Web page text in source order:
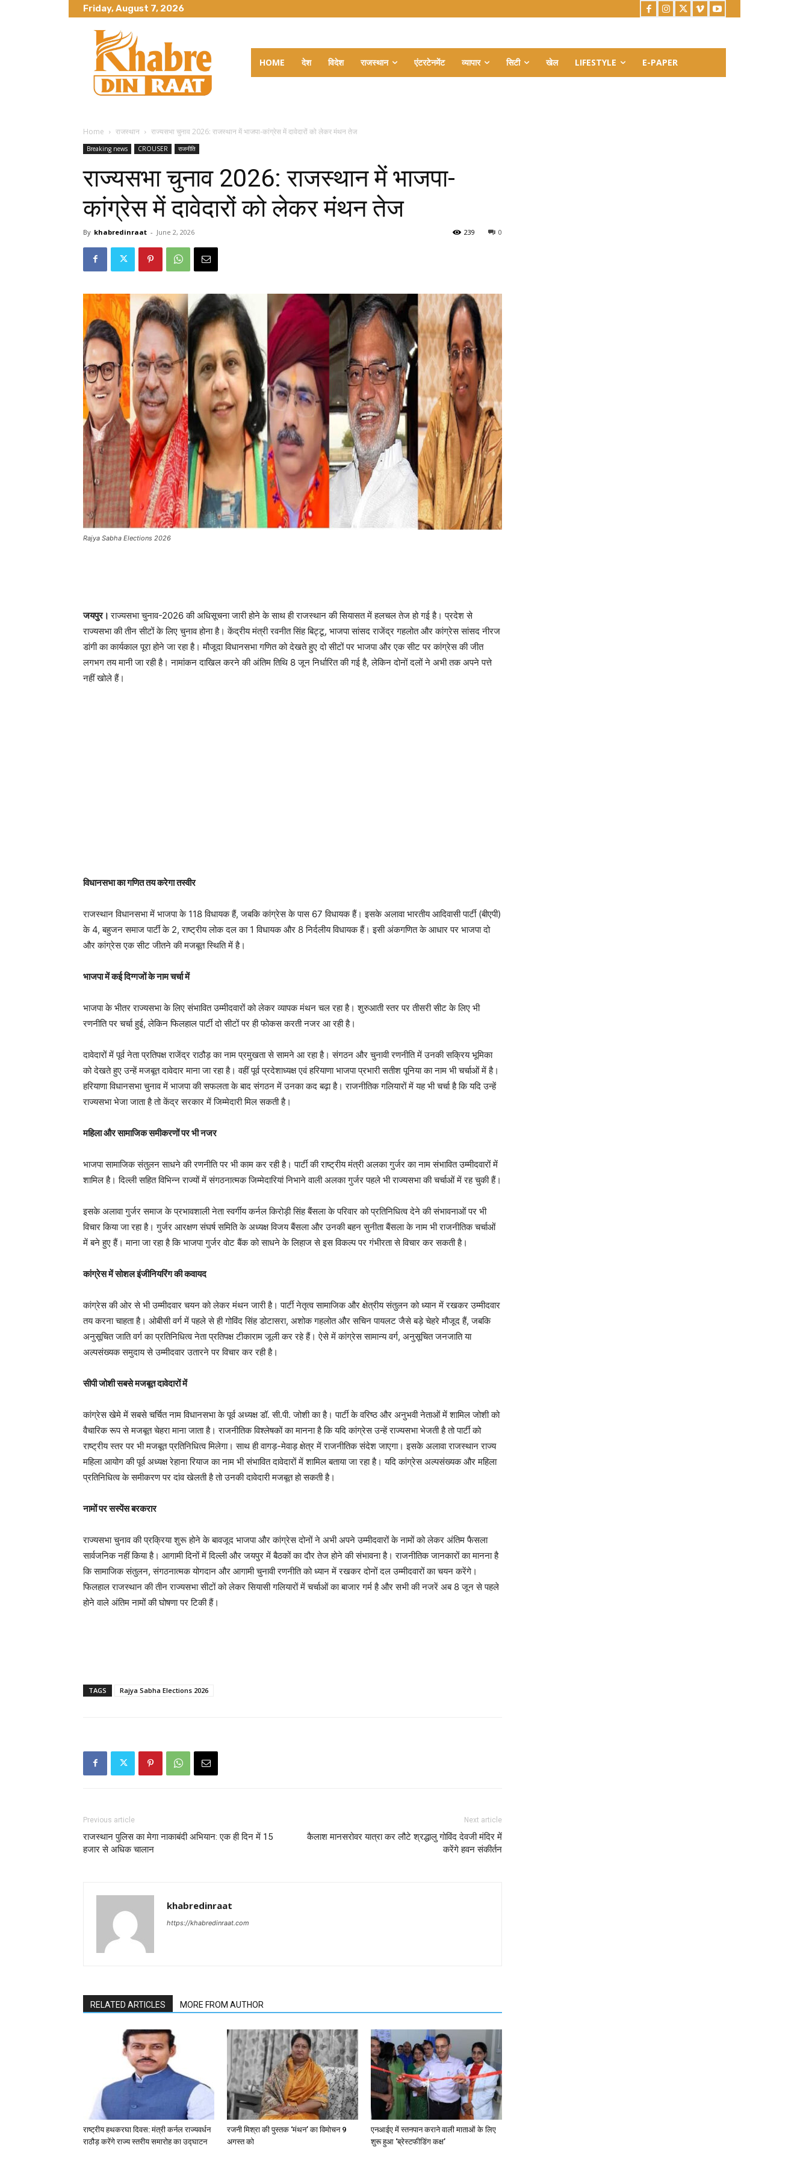
Friday, August 7, 2026
HOME देश विदेश राजस्थान एंटरटेनमेंट व्यापार सिटी खेल LIFESTYLE E-PAPER
Home राजस्थान राज्यसभा चुनाव 2026: राजस्थान में भाजपा-कांग्रेस में दावेदारों को लेकर मंथन तेज
Breaking news CROUSER राजनीति
राज्यसभा चुनाव 2026: राजस्थान में भाजपा-
कांग्रेस में दावेदारों को लेकर मंथन तेज
By khabredinraat - June 2, 2026 0
239
Rajya Sabha Elections 2026
जयपुर।राज्यसभा चुनाव-2026 की अधिसूचना जारी होने के साथ ही राजस्थान की सियासत में हलचल तेज हो गई है। प्रदेश से
राज्यसभा की तीन सीटों के लिए चुनाव होना है। केंद्रीय मंत्री रवनीत सिंह बिट्टू, भाजपा सांसद राजेंद्र गहलोत और कांग्रेस सांसद नीरज
डांगी का कार्यकाल पूरा होने जा रहा है। मौजूदा विधानसभा गणित को देखते हुए दो सीटों पर भाजपा और एक सीट पर कांग्रेस की जीत
लगभग तय मानी जा रही है। नामांकन दाखिल करने की अंतिम तिथि 8 जून निर्धारित की गई है, लेकिन दोनों दलों ने अभी तक अपने पत्ते
नहीं खोले हैं।
विधानसभा का गणित तय करेगा तस्वीर
राजस्थान विधानसभा में भाजपा के 118 विधायक हैं, जबकि कांग्रेस के पास 67 विधायक हैं। इसके अलावा भारतीय आदिवासी पार्टी (बीएपी)
के 4, बहुजन समाज पार्टी के 2, राष्ट्रीय लोक दल का 1 विधायक और 8 निर्दलीय विधायक हैं। इसी अंकगणित के आधार पर भाजपा दो
और कांग्रेस एक सीट जीतने की मजबूत स्थिति में है।
भाजपा में कई दिग्गजों के नाम चर्चा में
भाजपा के भीतर राज्यसभा के लिए संभावित उम्मीदवारों को लेकर व्यापक मंथन चल रहा है। शुरुआती स्तर पर तीसरी सीट के लिए भी
रणनीति पर चर्चा हुई, लेकिन फिलहाल पार्टी दो सीटों पर ही फोकस करती नजर आ रही है।
दावेदारों में पूर्व नेता प्रतिपक्ष राजेंद्र राठौड़ का नाम प्रमुखता से सामने आ रहा है। संगठन और चुनावी रणनीति में उनकी सक्रिय भूमिका
को देखते हुए उन्हें मजबूत दावेदार माना जा रहा है। वहीं पूर्व प्रदेशाध्यक्ष एवं हरियाणा भाजपा प्रभारी सतीश पूनिया का नाम भी चर्चाओं में है।
हरियाणा विधानसभा चुनाव में भाजपा की सफलता के बाद संगठन में उनका कद बढ़ा है। राजनीतिक गलियारों में यह भी चर्चा है कि यदि उन्हें
राज्यसभा भेजा जाता है तो केंद्र सरकार में जिम्मेदारी मिल सकती है।
महिला और सामाजिक समीकरणों पर भी नजर
भाजपा सामाजिक संतुलन साधने की रणनीति पर भी काम कर रही है। पार्टी की राष्ट्रीय मंत्री अलका गुर्जर का नाम संभावित उम्मीदवारों में
शामिल है। दिल्ली सहित विभिन्न राज्यों में संगठनात्मक जिम्मेदारियां निभाने वाली अलका गुर्जर पहले भी राज्यसभा की चर्चाओं में रह चुकी हैं।
इसके अलावा गुर्जर समाज के प्रभावशाली नेता स्वर्गीय कर्नल किरोड़ी सिंह बैंसला के परिवार को प्रतिनिधित्व देने की संभावनाओं पर भी
विचार किया जा रहा है। गुर्जर आरक्षण संघर्ष समिति के अध्यक्ष विजय बैंसला और उनकी बहन सुनीता बैंसला के नाम भी राजनीतिक चर्चाओं
में बने हुए हैं। माना जा रहा है कि भाजपा गुर्जर वोट बैंक को साधने के लिहाज से इस विकल्प पर गंभीरता से विचार कर सकती है।
कांग्रेस में सोशल इंजीनियरिंग की कवायद
कांग्रेस की ओर से भी उम्मीदवार चयन को लेकर मंथन जारी है। पार्टी नेतृत्व सामाजिक और क्षेत्रीय संतुलन को ध्यान में रखकर उम्मीदवार
तय करना चाहता है। ओबीसी वर्ग में पहले से ही गोविंद सिंह डोटासरा, अशोक गहलोत और सचिन पायलट जैसे बड़े चेहरे मौजूद हैं, जबकि
अनुसूचित जाति वर्ग का प्रतिनिधित्व नेता प्रतिपक्ष टीकाराम जूली कर रहे हैं। ऐसे में कांग्रेस सामान्य वर्ग, अनुसूचित जनजाति या
अल्पसंख्यक समुदाय से उम्मीदवार उतारने पर विचार कर रही है।
सीपी जोशी सबसे मजबूत दावेदारों में
कांग्रेस खेमे में सबसे चर्चित नाम विधानसभा के पूर्व अध्यक्ष डॉ. सी.पी. जोशी का है। पार्टी के वरिष्ठ और अनुभवी नेताओं में शामिल जोशी को
वैचारिक रूप से मजबूत चेहरा माना जाता है। राजनीतिक विश्लेषकों का मानना है कि यदि कांग्रेस उन्हें राज्यसभा भेजती है तो पार्टी को
राष्ट्रीय स्तर पर भी मजबूत प्रतिनिधित्व मिलेगा। साथ ही वागड़-मेवाड़ क्षेत्र में राजनीतिक संदेश जाएगा। इसके अलावा राजस्थान राज्य
महिला आयोग की पूर्व अध्यक्ष रेहाना रियाज का नाम भी संभावित दावेदारों में शामिल बताया जा रहा है। यदि कांग्रेस अल्पसंख्यक और महिला
प्रतिनिधित्व के समीकरण पर दांव खेलती है तो उनकी दावेदारी मजबूत हो सकती है।
नामों पर सस्पेंस बरकरार
राज्यसभा चुनाव की प्रक्रिया शुरू होने के बावजूद भाजपा और कांग्रेस दोनों ने अभी अपने उम्मीदवारों के नामों को लेकर अंतिम फैसला
सार्वजनिक नहीं किया है। आगामी दिनों में दिल्ली और जयपुर में बैठकों का दौर तेज होने की संभावना है। राजनीतिक जानकारों का मानना है
कि सामाजिक संतुलन, संगठनात्मक योगदान और आगामी चुनावी रणनीति को ध्यान में रखकर दोनों दल उम्मीदवारों का चयन करेंगे।
फिलहाल राजस्थान की तीन राज्यसभा सीटों को लेकर सियासी गलियारों में चर्चाओं का बाजार गर्म है और सभी की नजरें अब 8 जून से पहले
होने वाले अंतिम नामों की घोषणा पर टिकी हैं।
TAGS Rajya Sabha Elections 2026
Previous article
राजस्थान पुलिस का मेगा नाकाबंदी अभियान: एक ही दिन में 15
हजार से अधिक चालान
Next article
कैलाश मानसरोवर यात्रा कर लौटे श्रद्धालु गोविंद देवजी मंदिर में
करेंगे हवन संकीर्तन
khabredinraat
https://khabredinraat.com
RELATED ARTICLES MORE FROM AUTHOR
राष्ट्रीय हथकरघा दिवस: मंत्री कर्नल राज्यवर्धन
राठौड़ करेंगे राज्य स्तरीय समारोह का उद्घाटन
रजनी मिश्रा की पुस्तक ‘मंथन’ का विमोचन 9
अगस्त को
एनआईए में स्तनपान कराने वाली माताओं के लिए
शुरू हुआ ‘ब्रेस्टफीडिंग कक्ष’